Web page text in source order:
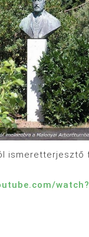
ismeretterjesztő